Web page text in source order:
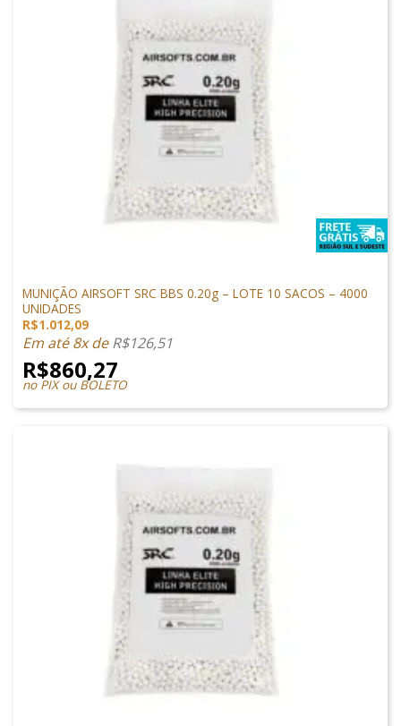
MUNIÇÃO AIRSOFT SRC BBS 0.20g – LOTE 10 SACOS – 4000
UNIDADES
R$1.012,09
Em até 8x deR$126,51
R$860,27
no PIX ou BOLETO